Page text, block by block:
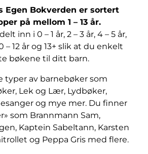
Egen Bokverden er sortert
på mellom 1 – 13 år.
inn i 0 – 1 år, 2 – 3 år, 4 – 5 år,
– 12 år og 13+ slik at du enkelt
bøkene til ditt barn.
typer av barnebøker som
Lek og Lær, Lydbøker,
og mye mer. Du finner
som Brannmann Sam,
Kaptein Sabeltann, Karsten
og Peppa Gris med flere.